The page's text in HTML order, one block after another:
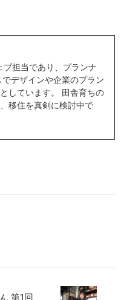
担当であり、プランナ
デザインや企業のプラン
しています。 田舎育ちの
移住を真剣に検討中で
第1回